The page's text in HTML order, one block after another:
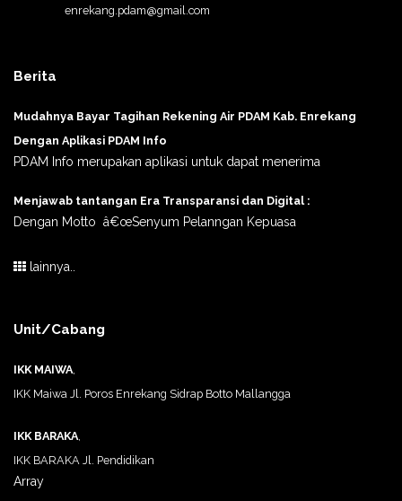
enrekang.pdam@gmail.com
Berita
Mudahnya Bayar Tagihan Rekening Air PDAM Kab. Enrekang
Dengan Aplikasi PDAM Info
PDAM Info merupakan aplikasi untuk dapat menerima
Menjawab tantangan Era Transparansi dan Digital :
Dengan Motto â€œSenyum Pelanngan Kepuasa
lainnya..
Unit/Cabang
IKK MAIWA,
IKK Maiwa Jl. Poros Enrekang Sidrap Botto Mallangga
IKK BARAKA,
IKK BARAKA Jl. Pendidikan
Array